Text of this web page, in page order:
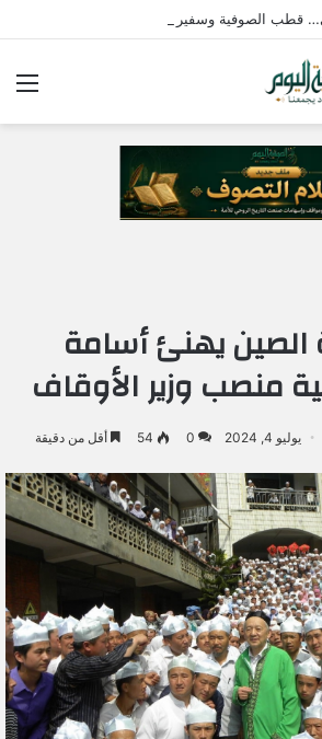
قطب الصوفية وسفير الحب الإلهي في مصر
يهنئ أسامة
منصب وزير الأوقاف
يوليو 4, 2024 0
54 أقل من دقيقة